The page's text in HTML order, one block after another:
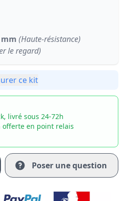
(Haute-résistance)
le regard)
ce kit
livré sous 24-72h
offerte en point relais
Poser une question